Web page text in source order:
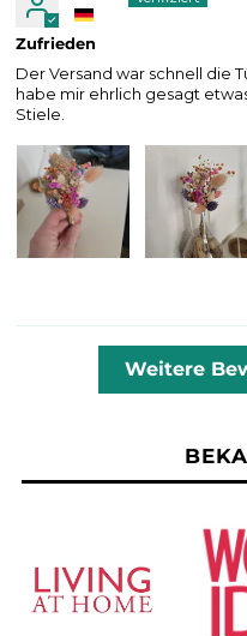
Zufrieden
Der Versand war schnell die
habe mir ehrlich gesagt
Stiele.
Weitere